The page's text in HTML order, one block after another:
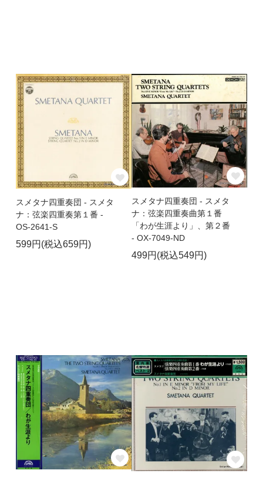
スメタナ四重奏団 - スメタ
ナ：弦楽四重奏第１番 -
OS-2641-S
599円(税込659円)
スメタナ四重奏団 - スメタ
ナ：弦楽四重奏曲第１番
「わが生涯より」、第２番
- OX-7049-ND
499円(税込549円)